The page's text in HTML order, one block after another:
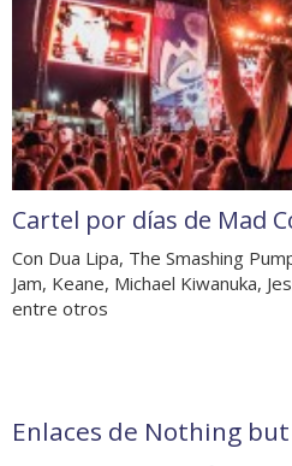
Cartel por días de Mad
Con Dua Lipa, The Smashing
Jam, Keane, Michael Kiwanuka,
entre otros
Enlaces de Nothing